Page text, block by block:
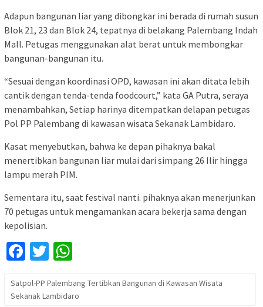
Adapun bangunan liar yang dibongkar ini berada di rumah susun
Blok 21, 23 dan Blok 24, tepatnya di belakang Palembang Indah
Mall. Petugas menggunakan alat berat untuk membongkar
bangunan-bangunan itu.
“Sesuai dengan koordinasi OPD, kawasan ini akan ditata lebih
cantik dengan tenda-tenda foodcourt,” kata GA Putra, seraya
menambahkan, Setiap harinya ditempatkan delapan petugas
Pol PP Palembang di kawasan wisata Sekanak Lambidaro.
Kasat menyebutkan, bahwa ke depan pihaknya bakal
menertibkan bangunan liar mulai dari simpang 26 Ilir hingga
lampu merah PIM.
Sementara itu, saat festival nanti. pihaknya akan menerjunkan
70 petugas untuk mengamankan acara bekerja sama dengan
kepolisian.
Facebook
Twitter
Satpol-PP Palembang Tertibkan Bangunan di Kawasan Wisata
Sekanak Lambidaro